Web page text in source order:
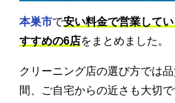
本巣市で安い料金で営業して
すすめの6店をまとめました。
クリーニング店の選び方では
間、ご自宅からの近さも大切